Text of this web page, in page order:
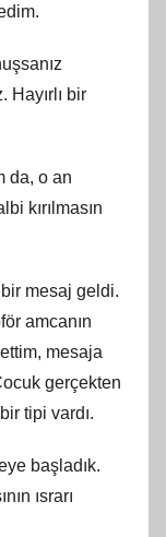
bir
da, o an
kırılmasın
mesaj geldi.
amcanın
mesaja
gerçekten
tipi vardı.
başladık.
ısrarı